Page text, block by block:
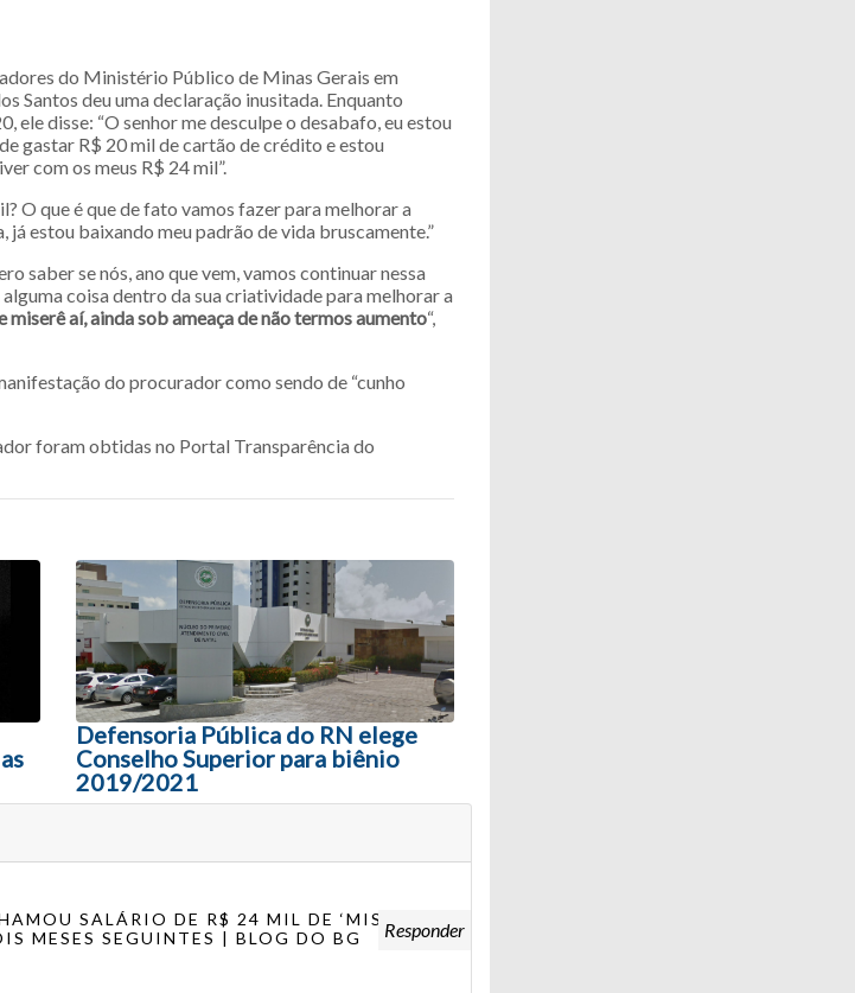
do Ministério Público de Minas Gerais em
Santos deu uma declaração inusitada. Enquanto
disse: “O senhor me desculpe o desabafo, eu estou
gastar R$ 20 mil de cartão de crédito e estou
com os meus R$ 24 mil”.
O que é que de fato vamos fazer para melhorar a
já estou baixando meu padrão de vida bruscamente.”
saber se nós, ano que vem, vamos continuar nessa
coisa dentro da sua criatividade para melhorar a
miserê aí, ainda sob ameaça de não termos aumento“,
do procurador como sendo de “cunho
foram obtidas no Portal Transparência do
Defensoria Pública do RN elege
Conselho Superior para biênio
2019/2021
SALÁRIO DE R$ 24 MIL DE ‘MISERÊ’,
MESES SEGUINTES | BLOG DO BG
Responder